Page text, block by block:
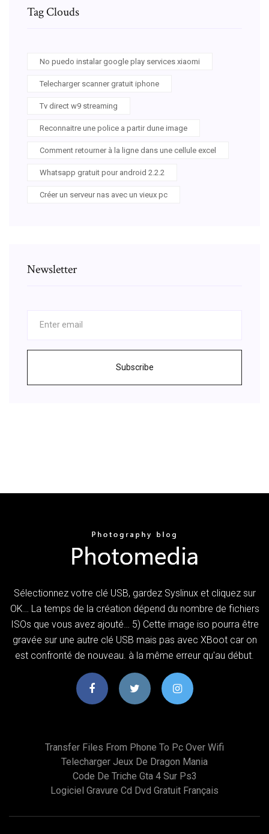
Tag Clouds
No puedo instalar google play services xiaomi
Telecharger scanner gratuit iphone
Tv direct w9 streaming
Reconnaitre une police a partir dune image
Comment retourner à la ligne dans une cellule excel
Whatsapp gratuit pour android 2.2.2
Créer un serveur nas avec un vieux pc
Newsletter
Subscribe
Sélectionnez votre clé USB, gardez Syslinux et cliquez sur
OK… La temps de la création dépend du nombre de fichiers
ISOs que vous avez ajouté… 5) Cette image iso pourra être
gravée sur une autre clé USB mais pas avec XBoot car on
est confronté de nouveau. à la même erreur qu'au début.
Transfer Files From Phone To Pc Over Wifi
Telecharger Jeux De Dragon Mania
Code De Triche Gta 4 Sur Ps3
Logiciel Gravure Cd Dvd Gratuit Français